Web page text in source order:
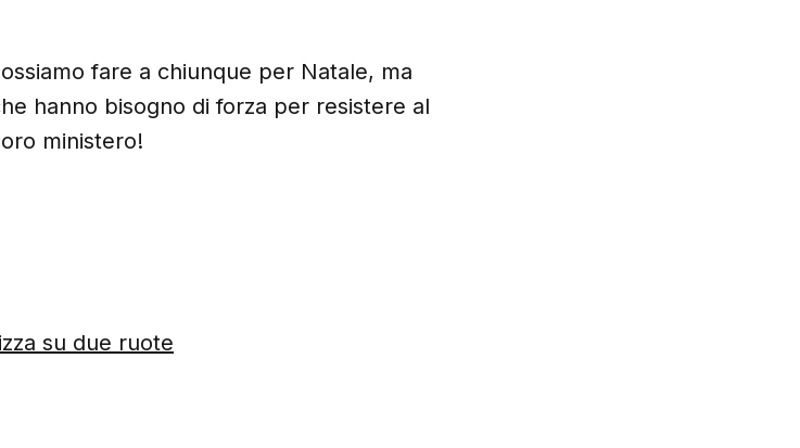
fare a chiunque per Natale, ma
hanno bisogno di forza per resistere al
ministero!
su due ruote